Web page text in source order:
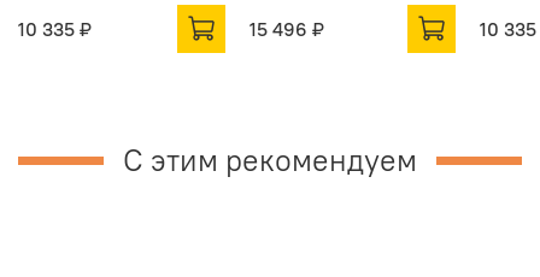
10 335 ₽
15 496 ₽
10
С этим рекомендуем